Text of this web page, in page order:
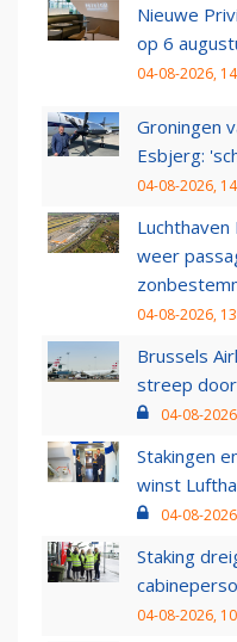
Nieuwe
op 6
04-08-2026,
Groningen
Esbjerg:
04-08-2026,
weer
04-08-2026,
Brussels
streep
04-08-
Stakingen
winst
04-08-
Staking
04-08-2026,